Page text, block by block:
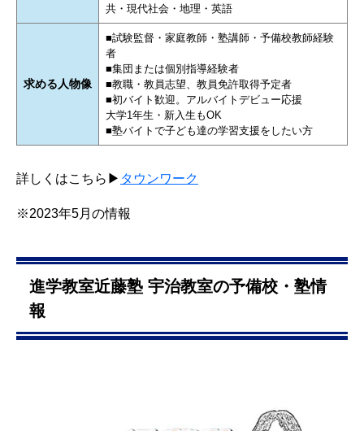
共・現代社会・地理・英語
求める人物像
■試験監督・家庭教師・塾講師・予備校教師経験
者
■集団または個別指導経験者
■教職・教員志望、教員免許取得予定者
■初バイト歓迎。アルバイトデビュー応援
大学1年生・新入生もOK
■塾バイトで子ども達の学習支援をしたい方
詳しくはこちら▶ タウンワーク
※2023年5月の情報
進学教室近藤塾 宇治教室の予備校・塾情
報